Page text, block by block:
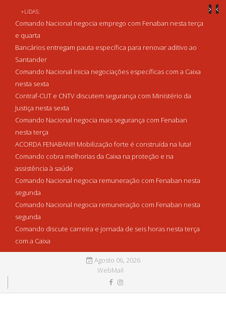
+LIDAS:
Comando Nacional negocia emprego com Fenaban nesta terça
e quarta
Bancários entregam pauta específica para renovar aditivo ao
Santander
Comando Nacional inicia negociações específicas com a Caixa
nesta sexta
Contraf-CUT e CNTV discutem segurança com Ministério da
Justiça nesta sexta
Comando Nacional negocia mais segurança com Fenaban
nesta terça
ACORDA FENABAN!!! Mobilização forte é construída na luta!
Comando cobra melhorias da Caixa na proteção e na
assistência à saúde
Comando Nacional negocia remuneração com Fenaban nesta
segunda
Comando Nacional negocia remuneração com Fenaban nesta
segunda
Comando discute carreira e jornada de seis horas nesta terça
com a Caixa
Agosto 06, 2026
WebMail